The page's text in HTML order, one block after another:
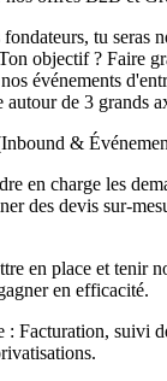
tu seras
objectif ? Faire
événements
de 3 grands
&
en charge les
des devis sur-
en place et tenir
en efficacité.
: Facturation, suivi